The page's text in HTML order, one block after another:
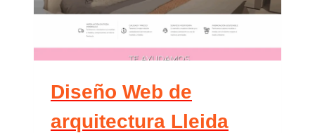
Diseño Web de
arquitectura Lleida